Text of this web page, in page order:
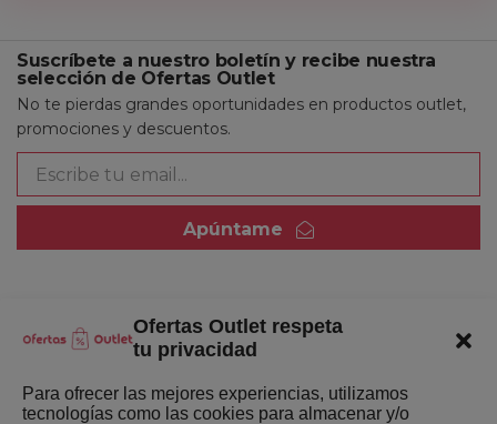
Ofertas Outlet respeta
tu privacidad
Para ofrecer las mejores experiencias, utilizamos
tecnologías como las cookies para almacenar y/o
Suscríbete a nuestro boletín y recibe nuestra
selección de Ofertas Outlet
No te pierdas grandes oportunidades en productos outlet,
promociones y descuentos.
Apúntame
Quienes somos